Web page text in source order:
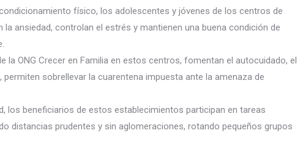
físico, los adolescentes y jóvenes de los centros de
ansiedad, controlan el estrés y mantienen una buena condición de
ONG Crecer en Familia en estos centros, fomentan el autocuidado, el
sobrellevar la cuarentena impuesta ante la amenaza de
los beneficiarios de estos establecimientos participan en tareas
distancias prudentes y sin aglomeraciones, rotando pequeños grupos